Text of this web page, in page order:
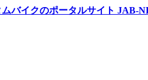
バイクのポータルサイト JAB-